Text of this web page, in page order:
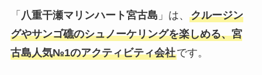
「 八重干瀬マリンハート宮古島 」は、 クルージン
グやサンゴ礁のシュノーケリングを楽しめる、宮
古島人気№1のアクティビティ会社です。